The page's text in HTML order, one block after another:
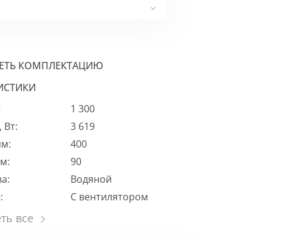
КОМПЛЕКТАЦИЮ
1 300
3 619
400
90
Водяной
С вентилятором